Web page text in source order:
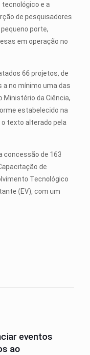
e a
de pesquisadores
porte,
em operação no
66 projetos, de
a no mínimo uma das
Ministério da Ciência,
estabelecido na
o texto alterado pela
concessão de 163
de
Tecnológico
(EV), com um
eventos
ao